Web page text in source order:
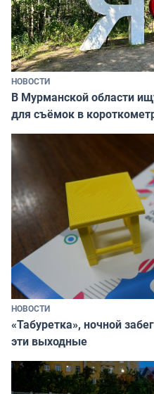
НОВОСТИ
В Мурманской области
для съёмок в
НОВОСТИ
«Табуретка», ночной
эти выходные